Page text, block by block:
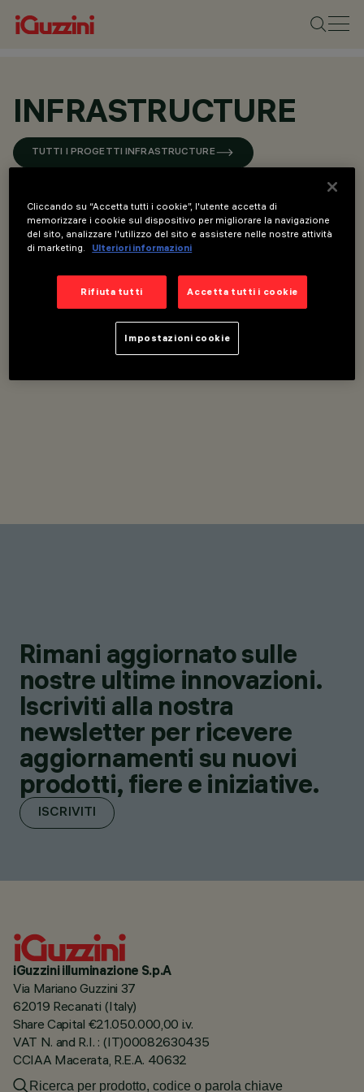
INFRASTRUCTURE
TUTTI I PROGETTI INFRASTRUCTURE
Rimani aggiornato sulle
nostre ultime innovazioni.
Iscriviti alla nostra
newsletter per ricevere
aggiornamenti su nuovi
prodotti, fiere e iniziative.
ISCRIVITI
iGuzzini illuminazione S.p.A
Via Mariano Guzzini 37
62019 Recanati (Italy)
Share Capital €21.050.000,00 i.v.
VAT N. and R.I. : (IT)00082630435
CCIAA Macerata, R.E.A. 40632
Cliccando su “Accetta tutti i cookie”, l'utente accetta di
memorizzare i cookie sul dispositivo per migliorare la navigazione
del sito, analizzare l'utilizzo del sito e assistere nelle nostre attività
di marketing.
Ulteriori informazioni
Rifiuta tutti Accetta tutti i cookie
Impostazioni cookie